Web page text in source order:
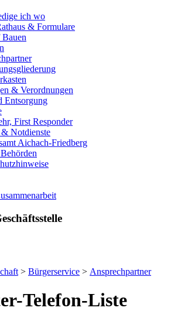
ich wo
& Formulare
Bauen
& Verordnungen
Entsorgung
First Responder
Notdienste
Aichach-Friedberg
> Bürgerservice > Ansprechpartner
Telefon-Liste